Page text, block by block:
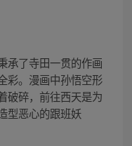
承了寺田一贯的作画
彩。漫画中孙悟空形
破碎，前往西天是为
型恶心的跟班妖